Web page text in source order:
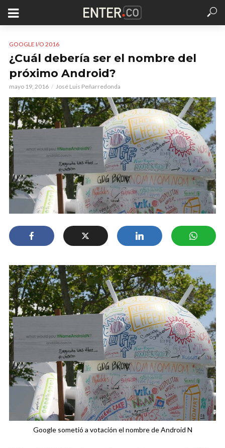
GOOGLE I/O 2016
¿Cuál debería ser el nombre del
próximo Android?
mayo 19, 2016 José Luis Peñarredonda
Google sometió a votación el nombre de Android N